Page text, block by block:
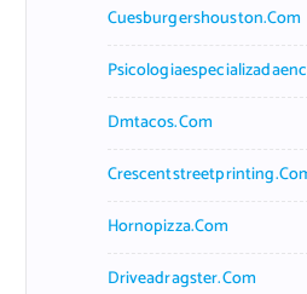
Cuesburgershouston.com
Dmtacos.com
Hornopizza.com
Driveadragster.com